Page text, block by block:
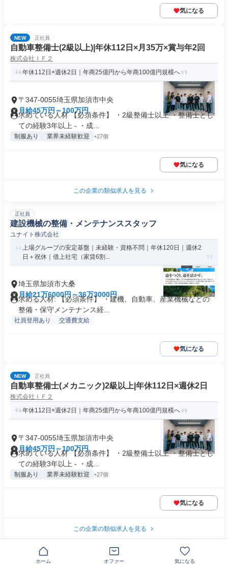
気になる
NEW 正社員
自動車整備士(2級以上)|年休112日×月35万×賞与年2回
株式会社ＩＦ２
年休112日×週休2日｜年商25億円から年商100億円規模へ
〒347-0055埼玉県加須市中央
月給45万円～100万円
求めている人材 【必須条件】 ・2級整備士以上 ・整備士とし
ての経験3年以上 - ・成...
制服あり 業界未経験歓迎 +27個
気になる
この企業の類似求人を見る
正社員
建設機械の整備・メンテナンススタッフ
ユナイト株式会社
上場グループの安定基盤｜未経験・資格不問｜年休120日｜週休2
日＋祝休｜借上社宅（家賃6割...
埼玉県加須市大桑
月給21万6000円～36万3000円
求める人材: 【必須条件】 ・建機、自動車、産業機械などの
整備・保守メンテナンス経...
社員登用あり 交通費支給
気になる
NEW 正社員
自動車整備士(メカニック)2級以上|年休112日×週休2日
株式会社ＩＦ２
年休112日×週休2日｜年商25億円から年商100億円規模へ
〒347-0055埼玉県加須市中央
月給45万円～100万円
求めている人材 【必須条件】 ・2級整備士以上 ・整備士とし
ての経験3年以上 - ・成...
制服あり 業界未経験歓迎 +27個
気になる
この企業の類似求人を見る
ホーム オファー 気になる